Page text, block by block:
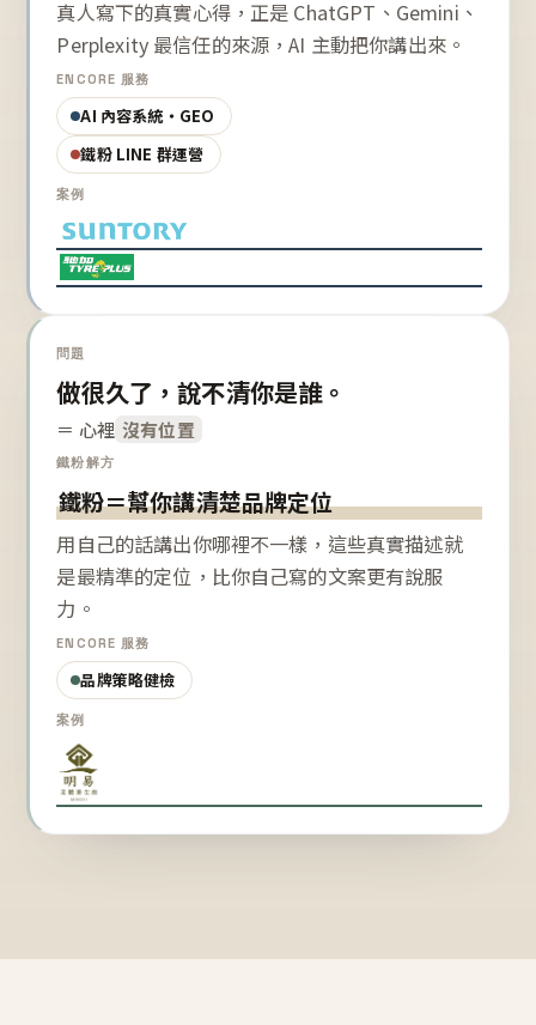
真人寫下的真實心得，正是 ChatGPT、Gemini、
Perplexity 最信任的來源，AI 主動把你講出來。
ENCORE 服務
AI 內容系統・GEO
鐵粉 LINE 群運營
案例
問題
做很久了，說不清你是誰。
＝ 心裡 沒有位置
鐵粉解方
鐵粉＝幫你講清楚品牌定位
用自己的話講出你哪裡不一樣，這些真實描述就
是最精準的定位，比你自己寫的文案更有說服
力。
ENCORE 服務
品牌策略健檢
案例